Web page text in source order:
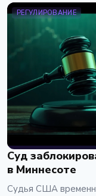
РЕГУЛИРОВАНИЕ
Суд
в Миннесоте
Судья США